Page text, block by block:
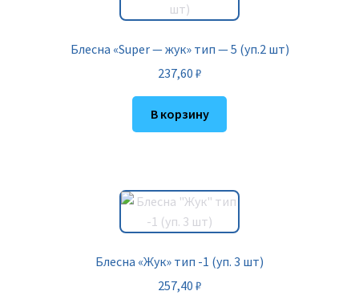
Блесна «Super — жук» тип — 5 (уп.2 шт)
237,60 ₽
В корзину
Блесна «Жук» тип -1 (уп. 3 шт)
257,40 ₽